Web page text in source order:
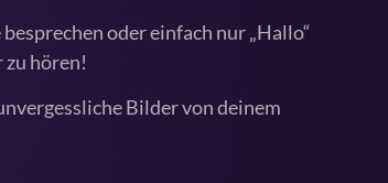
oder einfach nur „Hallo“
zu hören!
Bilder von deinem